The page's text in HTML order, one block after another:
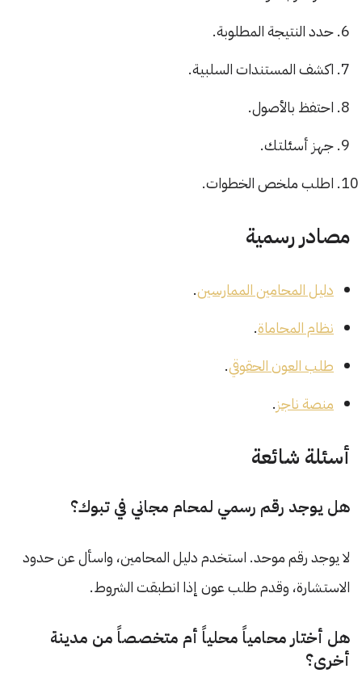
حدد النتيجة المطلوبة.
اكشف المستندات السلبية.
احتفظ بالأصول.
جهز أسئلتك.
اطلب ملخص الخطوات.
مصادر رسمية
دليل المحامين الممارسين.
نظام المحاماة.
طلب العون الحقوقي.
منصة ناجز.
أسئلة شائعة
هل يوجد رقم رسمي لمحام مجاني في تبوك؟
لا يوجد رقم موحد. استخدم دليل المحامين، واسأل عن حدود
الاستشارة، وقدم طلب عون إذا انطبقت الشروط.
هل أختار محامياً محلياً أم متخصصاً من مدينة
أخرى؟